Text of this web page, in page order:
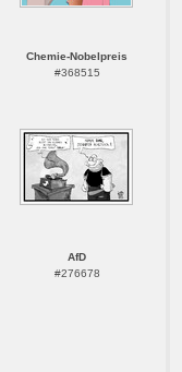
Chemie-Nobelpreis
#368515
AfD
#276678